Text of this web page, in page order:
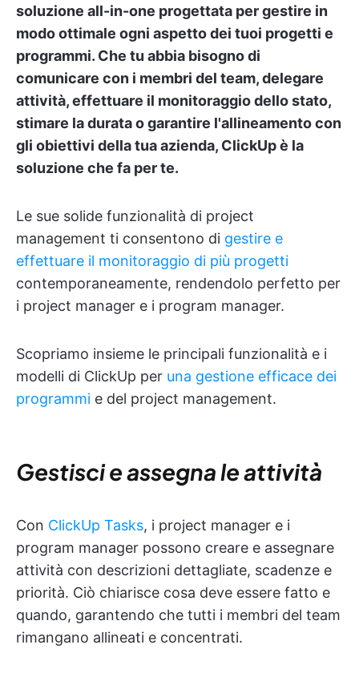
soluzione all-in-one progettata per gestire in
modo ottimale ogni aspetto dei tuoi progetti e
programmi. Che tu abbia bisogno di
comunicare con i membri del team, delegare
attività, effettuare il monitoraggio dello stato,
stimare la durata o garantire l'allineamento con
gli obiettivi della tua azienda, ClickUp è la
soluzione che fa per te.
Le sue solide funzionalità di project
management ti consentono di gestire e
effettuare il monitoraggio di più progetti
contemporaneamente, rendendolo perfetto per
i project manager e i program manager.
Scopriamo insieme le principali funzionalità e i
modelli di ClickUp per una gestione efficace dei
programmi e del project management.
Gestisci e assegna le attività
Con ClickUp Tasks, i project manager e i
program manager possono creare e assegnare
attività con descrizioni dettagliate, scadenze e
priorità. Ciò chiarisce cosa deve essere fatto e
quando, garantendo che tutti i membri del team
rimangano allineati e concentrati.